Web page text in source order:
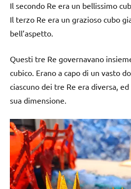
Il secondo Re era un bellissimo
Il terzo Re era un grazioso cubo
bell’aspetto.
Questi tre Re governavano
cubico. Erano a capo di un vasto
ciascuno dei tre Re era diversa,
sua dimensione.